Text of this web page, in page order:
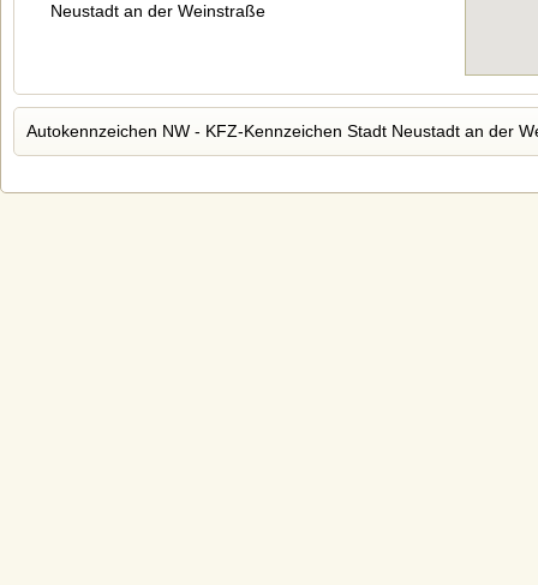
Neustadt an der Weinstraße
Autokennzeichen NW - KFZ-Kennzeichen Stadt Neustadt an der